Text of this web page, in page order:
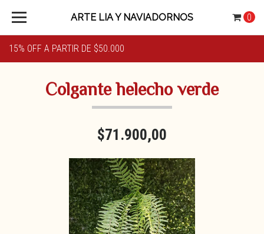
15% OFF A PARTIR DE $50.000
ARTE LIA Y NAVIADORNOS 0
Colgante helecho verde
$71.900,00